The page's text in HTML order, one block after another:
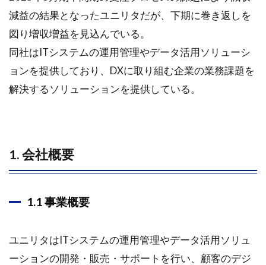
減益の結果となったユニリタだが、下期に巻き返しを
図り増収増益を見込んでいる。
同社はITシステムの運用管理やデータ活用ソリューシ
ョンを提供しており、DXに取り組む企業の業務課題を
解決するソリューションを提供している。
1. 会社概要
1.1 事業概要
ユニリタはITシステムの運用管理やデータ活用ソリュ
ーションの開発・販売・サポートを行い、顧客のデジ